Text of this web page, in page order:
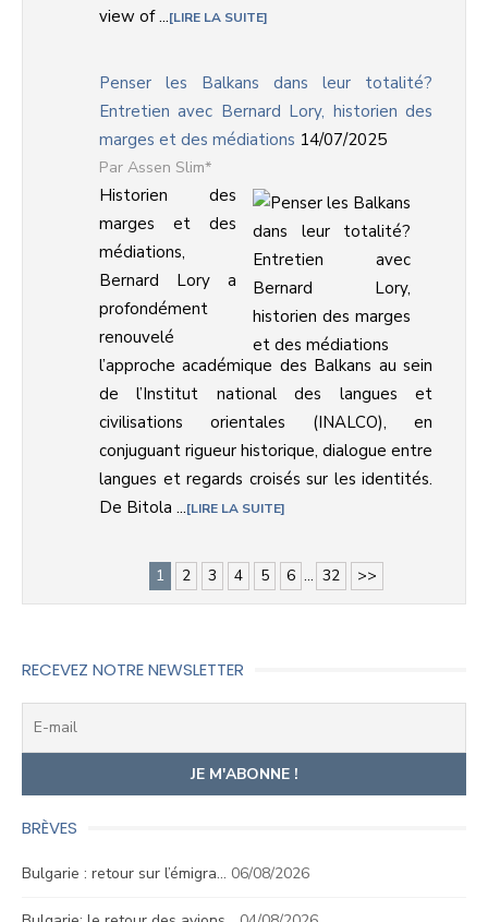
view of ... LIRE LA SUITE
Penser les Balkans dans leur totalité?
Entretien avec Bernard Lory, historien des
marges et des médiations 14/07/2025
Assen Slim*
Historien des
marges et des
médiations,
Bernard Lory a
profondément
renouvelé
l’approche académique des Balkans au sein
de l’Institut national des langues et
civilisations orientales (INALCO), en
conjuguant rigueur historique, dialogue entre
langues et regards croisés sur les identités.
De Bitola ... LIRE LA SUITE
1 2 3 4 5 6 ... 32 >>
RECEVEZ NOTRE NEWSLETTER
BRÈVES
Bulgarie : retour sur l’émigra… 06/08/2026